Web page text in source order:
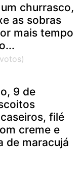
churrasco,
as sobras
mais tempo
9 de
filé
creme e
de maracujá